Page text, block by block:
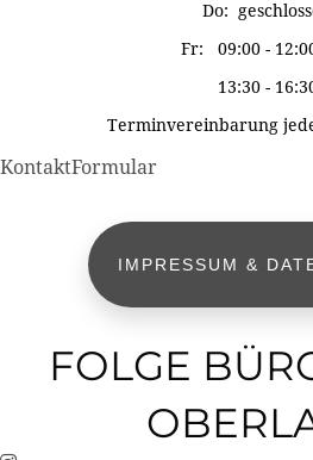
Do:
Fr: 09:00 -
13:30 -
Terminvereinbarung
KontaktFormular
IMPRESSUM &
FOLGE